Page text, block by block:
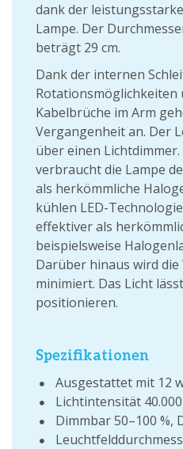
dank der
Lampe. Der
beträgt 29 cm.
Dank der internen
Rotationsmöglichkeiten
Kabelbrüche im Arm
Vergangenheit an. Der
über einen
verbraucht die Lampe
als herkömmliche
kühlen LED-
effektiver als
beispielsweise
Darüber hinaus wird
minimiert. Das Licht
positionieren.
Spezifikationen
Ausgestattet mit 12
Lichtintensität
Dimmbar 50–100 %,